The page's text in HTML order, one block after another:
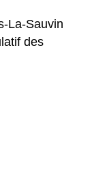
La-Sauvin
des